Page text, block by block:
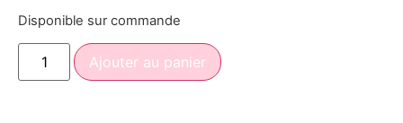
Disponible sur commande
Ajouter au panier